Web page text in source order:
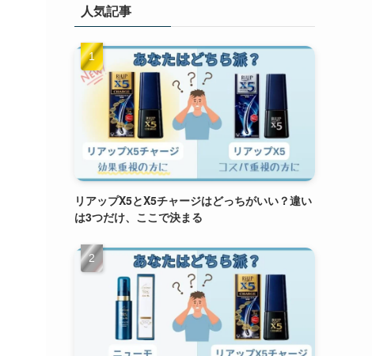
人気記事
リアップX5とX5チャージはどっちがいい？違い
は3つだけ、ここで決まる